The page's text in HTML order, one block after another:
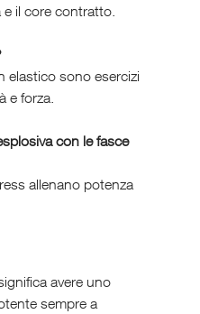
il core contratto.
elastico sono esercizi
e forza.
con le fasce
allenano potenza
avere uno
sempre a